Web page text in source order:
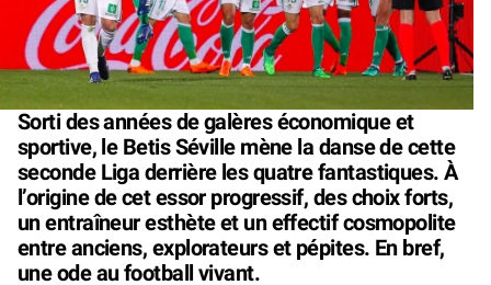
Sorti des années de galères économique et
sportive, le Betis Séville mène la danse de cette
seconde Liga derrière les quatre fantastiques. À
l’origine de cet essor progressif, des choix forts,
un entraîneur esthète et un effectif cosmopolite
entre anciens, explorateurs et pépites. En bref,
une ode au football vivant.